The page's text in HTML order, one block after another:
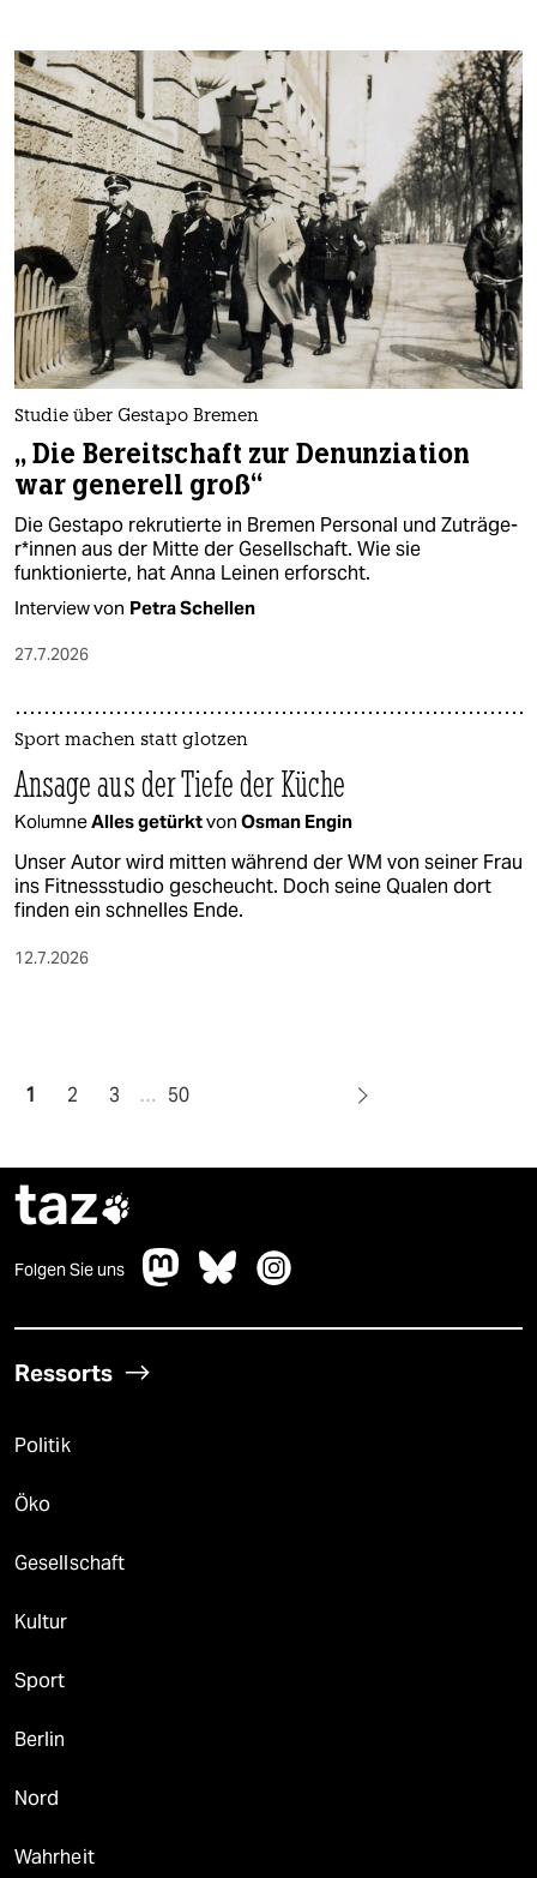
Studie über Gestapo Bremen
„ Die Bereitschaft zur Denunziation
war generell groß“
Die Gestapo rekrutierte in Bremen Personal und Zu­trä­ge­
r*in­nen aus der Mitte der Gesellschaft. Wie sie
funktionierte, hat Anna Leinen erforscht.
Interview von Petra Schellen
27.7.2026
Sport machen statt glotzen
Ansage aus der Tiefe der Küche
KolumneAlles getürktvon Osman Engin
Unser Autor wird mitten während der WM von seiner Frau
ins Fitnessstudio gescheucht. Doch seine Qualen dort
finden ein schnelles Ende.
12.7.2026
1 2 3 … 50
taz
Folgen Sie uns
Ressorts
Politik
Öko
Gesellschaft
Kultur
Sport
Berlin
Nord
Wahrheit